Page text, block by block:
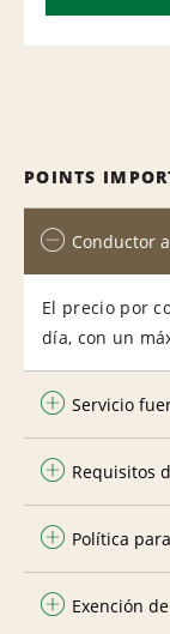
POINTS
Conductor
El precio por
día, con un
Servicio
Requisitos
Política
Exención